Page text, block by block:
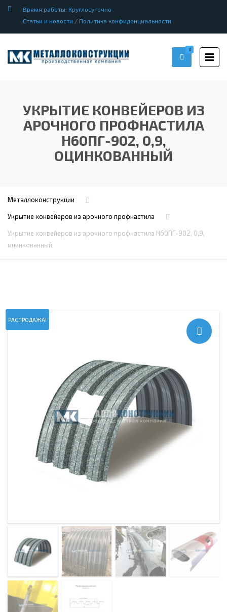
Время работы: Круглосуточно
Статьи и новости / Политика конфиденциальности
0
УКРЫТИЕ КОНВЕЙЕРОВ ИЗ
АРОЧНОГО ПРОФНАСТИЛА
Н60ПГ-902, 0,9,
ОЦИНКОВАННЫЙ
Металлоконструкции
Укрытие конвейеров из арочного профнастила
Укрытие конвейеров из арочного профнастила Н60ПГ-902, 0,9,
оцинкованный
РАСПРОДАЖА!